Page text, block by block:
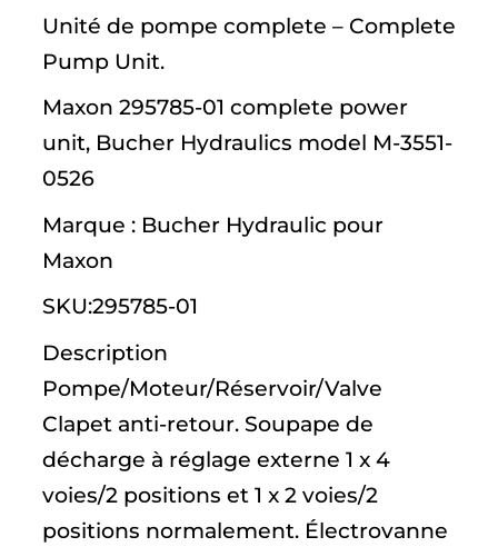
Unité de pompe complete – Complete
Pump Unit.
Maxon 295785-01 complete power
unit, Bucher Hydraulics model M-3551-
0526
Marque : Bucher Hydraulic pour
Maxon
SKU:295785-01
Description
Pompe/Moteur/Réservoir/Valve
Clapet anti-retour. Soupape de
décharge à réglage externe 1 x 4
voies/2 positions et 1 x 2 voies/2
positions normalement. Électrovanne